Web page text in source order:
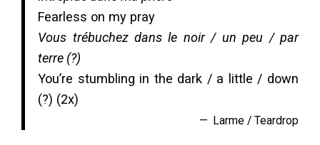
Fearless on my pray
Vous trébuchez dans le noir / un peu / par
terre (?)
You’re stumbling in the dark / a little / down
(?) (2x)
Larme / Teardrop